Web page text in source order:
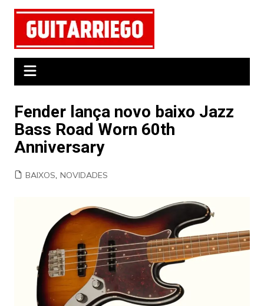
conteúdo
Fender lança novo baixo Jazz
Bass Road Worn 60th
Anniversary
BAIXOS, NOVIDADES